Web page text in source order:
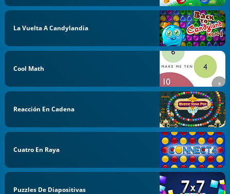
La Vuelta A Candylandia
Cool Math
Reacción En Cadena
Cuatro En Raya
Puzzles De Diapositivas